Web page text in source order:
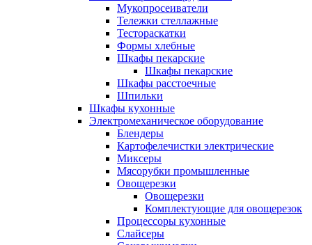
Мукопросеиватели
Тележки стеллажные
Тестораскатки
Формы хлебные
Шкафы пекарские
Шкафы пекарские
Шкафы расстоечные
Шпильки
Шкафы кухонные
Электромеханическое оборудование
Блендеры
Картофелечистки электрические
Миксеры
Мясорубки промышленные
Овощерезки
Овощерезки
Комплектующие для овощерезок
Процессоры кухонные
Слайсеры